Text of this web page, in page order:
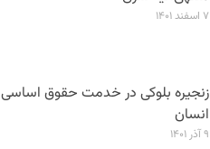
۷ اسفند ۱۴۰۱
زنجیره بلوکی در خدمت حقوق اساسی
انسان
۹ آذر ۱۴۰۱